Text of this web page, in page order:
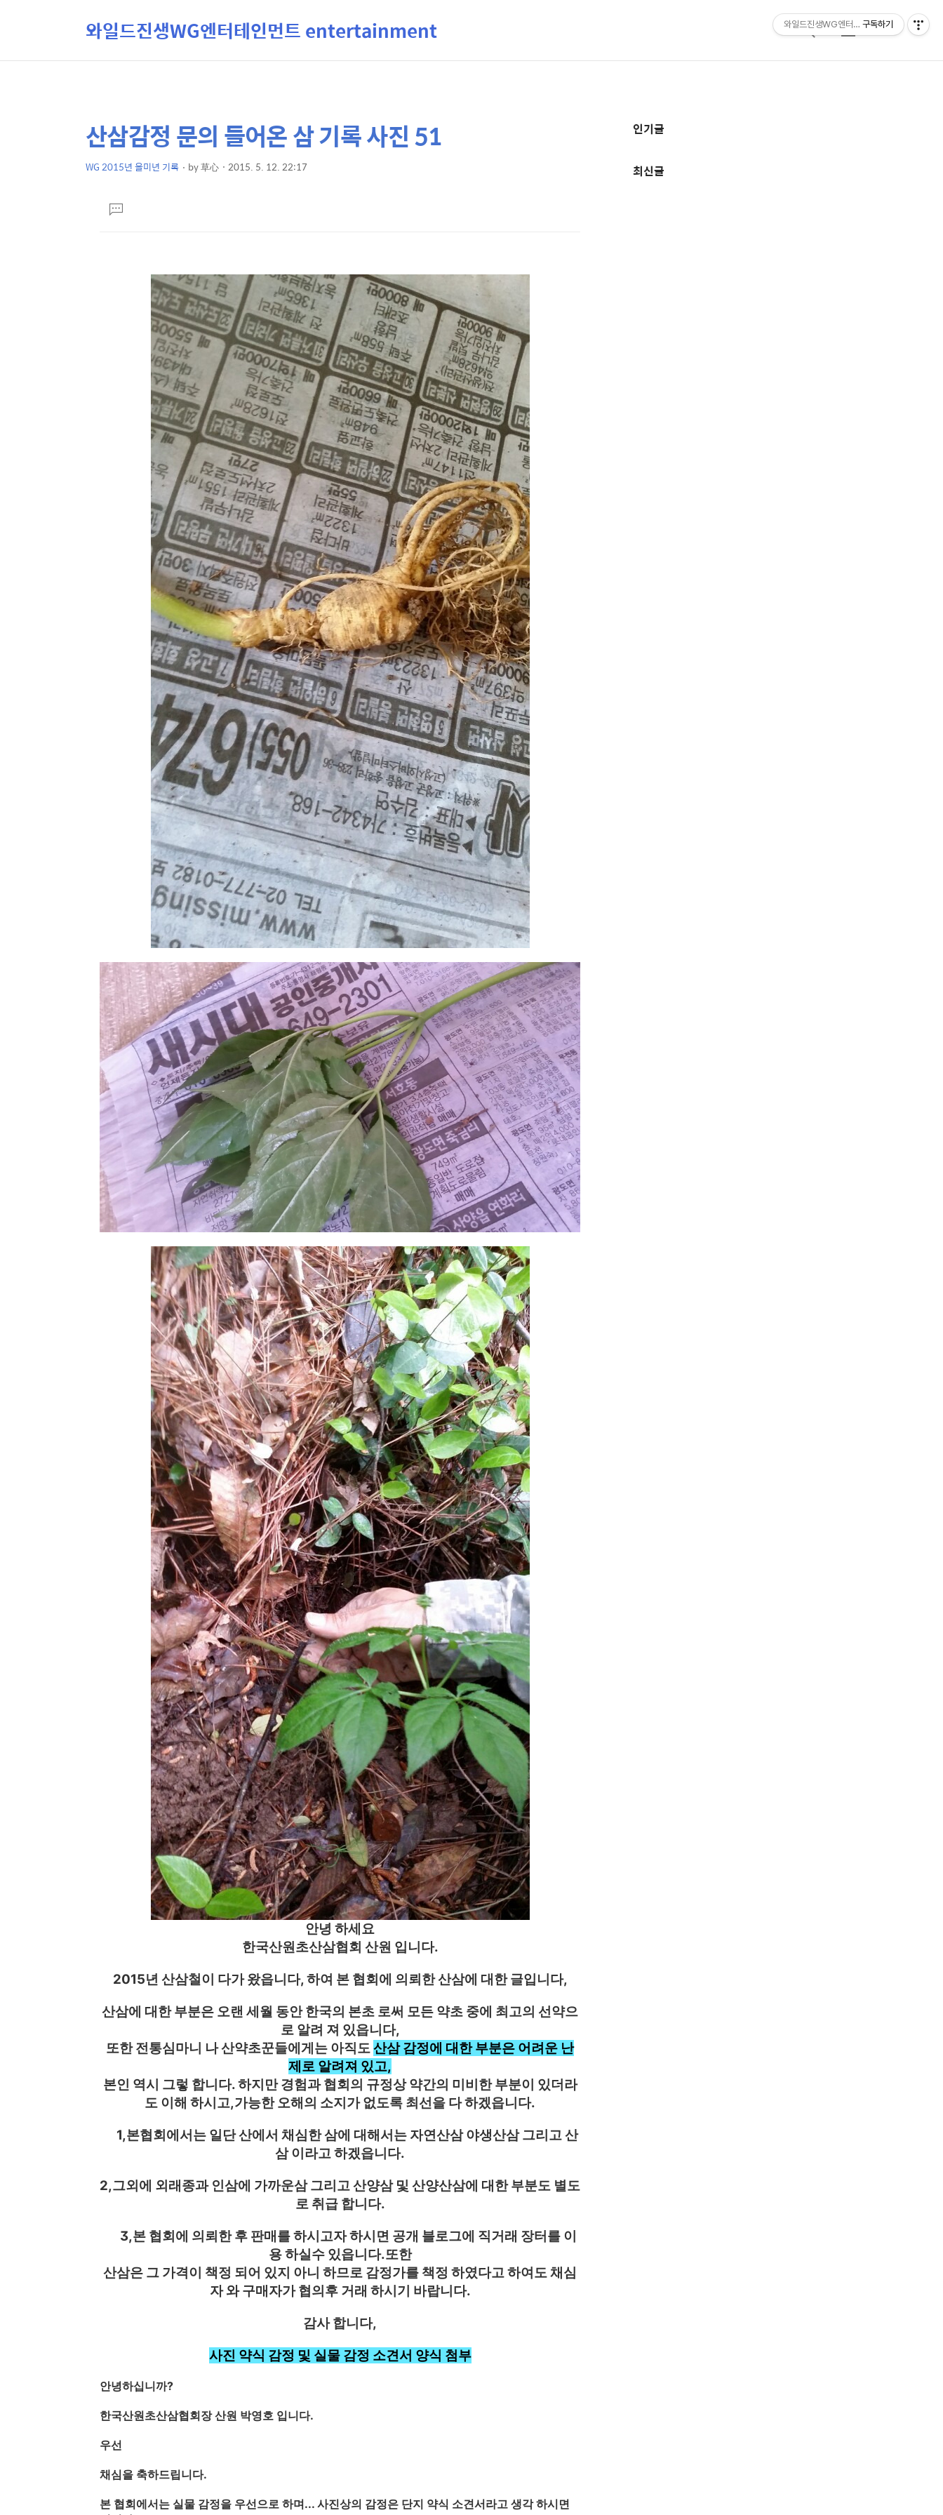
와일드진생WG엔터테인먼트 entertainment
검
메
상
세
컨
본
문
제
산삼감정 문의 들어온 삼 기록 사진 51
WG 2015년 을미년 기록 by草心 2015. 5. 12. 22:17
댓
글
안녕 하세요
한국산원초산삼협회 산원 입니다.
2015년 산삼철이 다가 왔읍니다, 하여 본 협회에 의뢰한 산삼에 대한 글입니다,
산삼에 대한 부분은 오랜 세월 동안 한국의 본초 로써 모든 약초 중에 최고의 선약으
로 알려 져 있읍니다,
또한 전통심마니 나 산약초꾼들에게는 아직도산삼 감정에 대한 부분은 어려운 난
제로 알려져 있고,
본인 역시 그렇 합니다. 하지만 경험과 협회의 규정상 약간의 미비한 부분이 있더라
도 이해 하시고,가능한 오해의 소지가 없도록 최선을 다 하겠읍니다.
1,본협회에서는 일단 산에서 채심한 삼에 대해서는 자연산삼 야생산삼 그리고 산
삼 이라고 하겠읍니다.
2,그외에 외래종과 인삼에 가까운삼 그리고 산양삼 및 산양산삼에 대한 부분도 별도
로 취급 합니다.
3,본 협회에 의뢰한 후 판매를 하시고자 하시면 공개 블로그에 직거래 장터를 이
용 하실수 있읍니다.또한
산삼은 그 가격이 책정 되어 있지 아니 하므로 감정가를 책정 하였다고 하여도 채심
자 와 구매자가 협의후 거래 하시기 바랍니다.
감사 합니다,
사진 약식 감정 및 실물 감정 소견서 양식 첨부
안녕하십니까?
한국산원초산삼협회장 산원 박영호 입니다.
우선
채심을 축하드립니다.
본 협회에서는 실물 감정을 우선으로 하며... 사진상의 감정은 단지 약식 소견서라고 생각 하시면
추
정
인기글
최신글
와일드진생WG엔터테인먼트
구독하기